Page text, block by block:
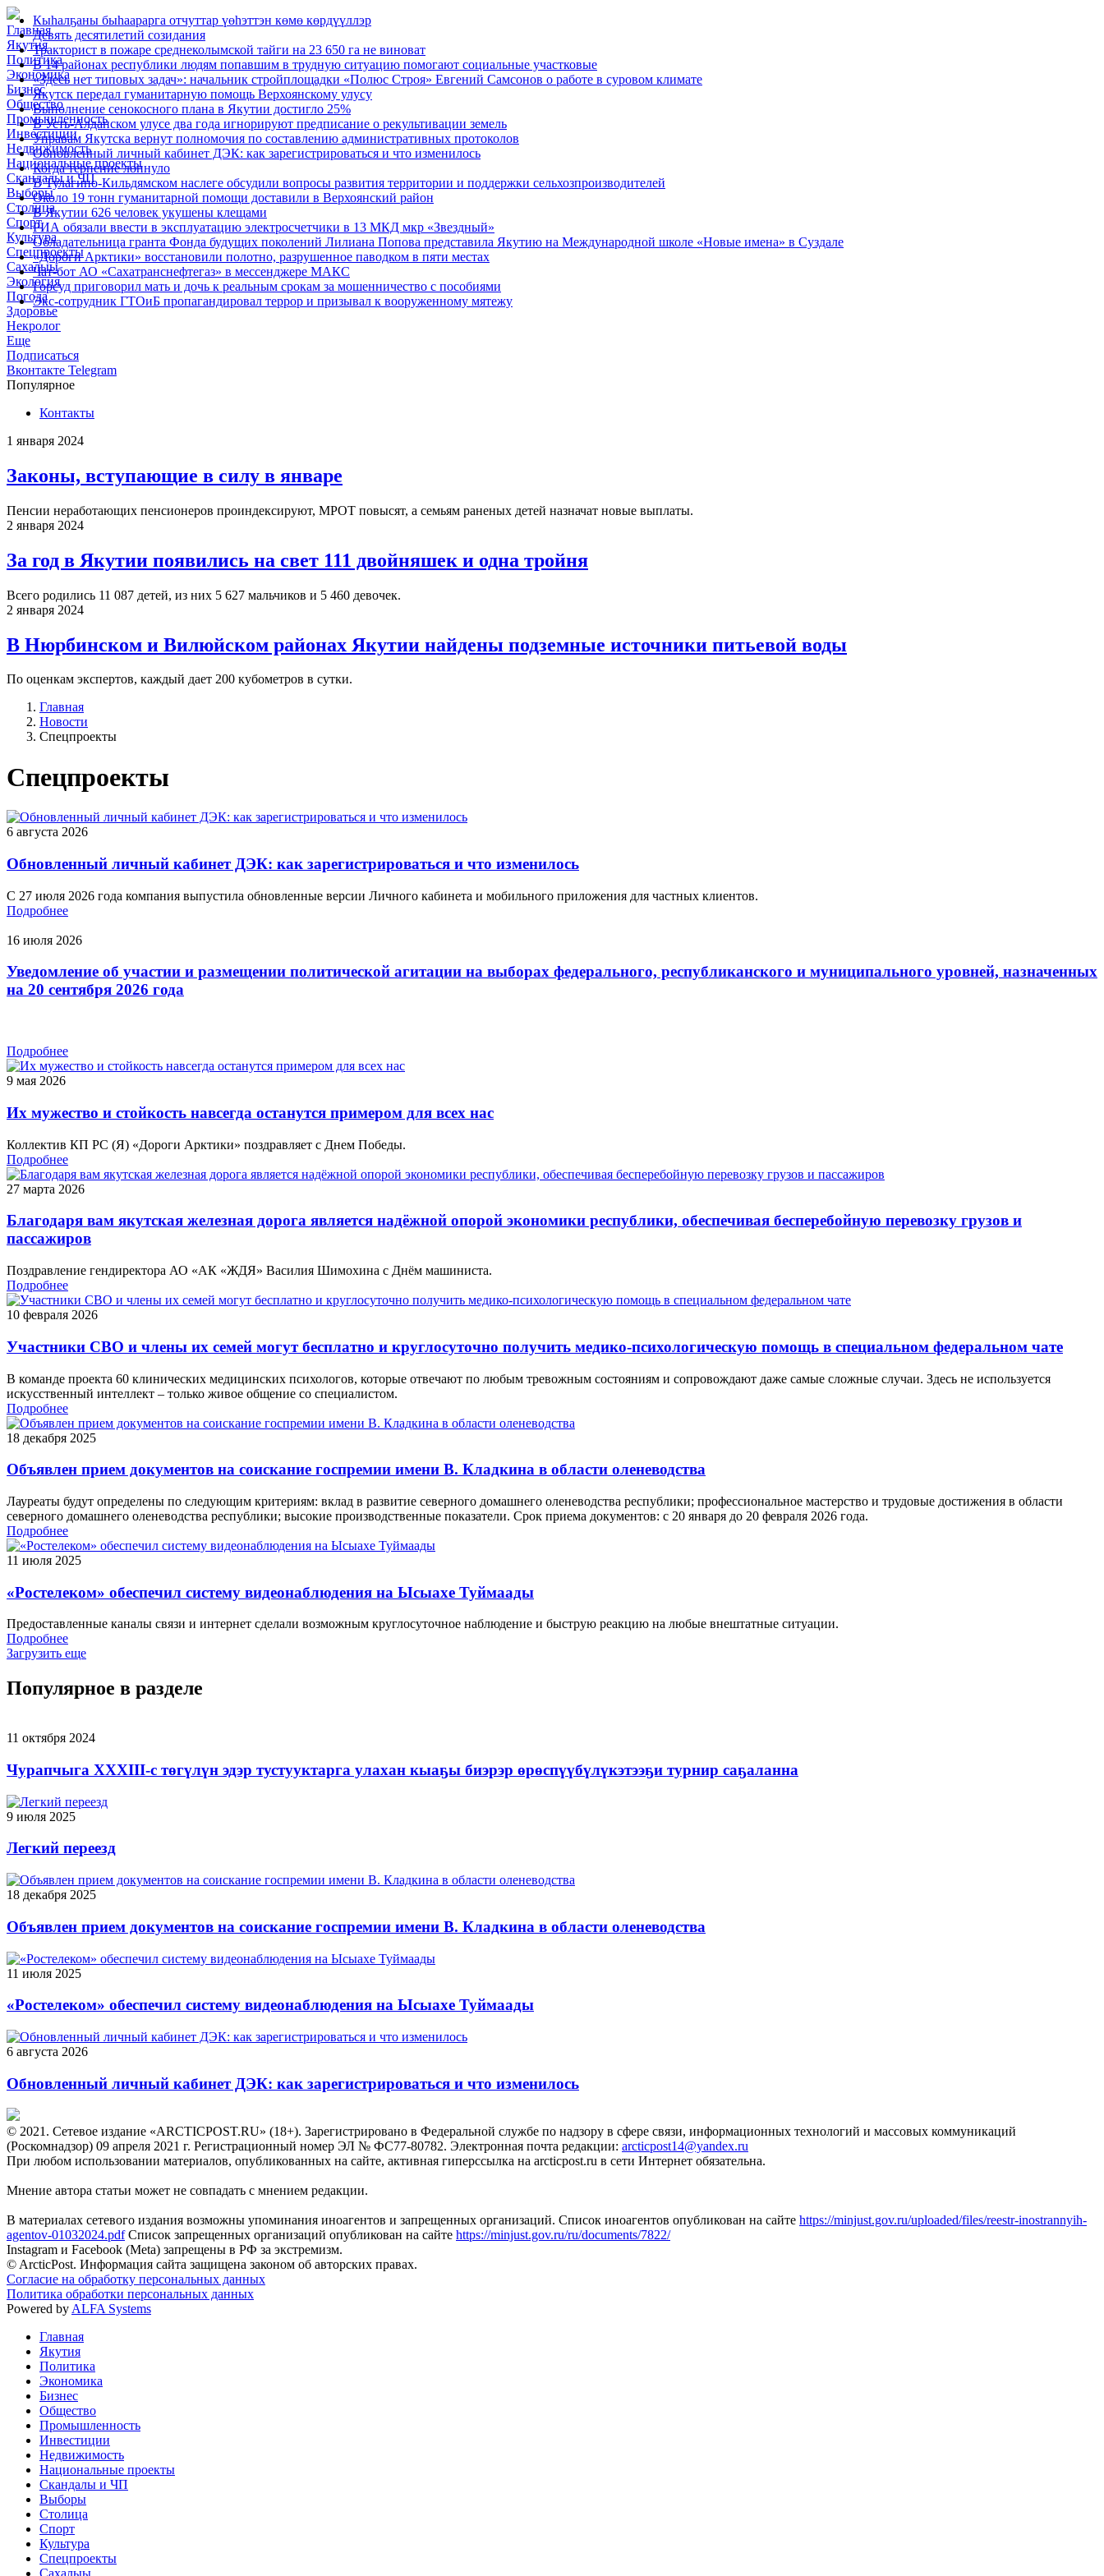
Главная
Якутия
Политика
Экономика
Бизнес
Общество
Промышленность
Инвестиции
Недвижимость
Национальные проекты
Скандалы и ЧП
Выборы
Столица
Спорт
Культура
Спецпроекты
Сахалыы
Экология
Погода
Здоровье
Некролог
Еще
Подписаться
Вконтакте Telegram
Популярное
Кыһалҕаны быһаарарга отчуттар үөһэттэн көмө көрдүүллэр
Девять десятилетий созидания
Тракторист в пожаре среднеколымской тайги на 23 650 га не виноват
В 14 районах республики людям попавшим в трудную ситуацию помогают социальные участковые
«Здесь нет типовых задач»: начальник стройплощадки «Полюс Строя» Евгений Самсонов о работе в суровом климате
Якутск передал гуманитарную помощь Верхоянскому улусу
Выполнение сенокосного плана в Якутии достигло 25%
В Усть-Алданском улусе два года игнорируют предписание о рекультивации земель
Управам Якутска вернут полномочия по составлению административных протоколов
Обновленный личный кабинет ДЭК: как зарегистрироваться и что изменилось
Когда терпение лопнуло
В Тулагино-Кильдямском наслеге обсудили вопросы развития территории и поддержки сельхозпроизводителей
Около 19 тонн гуманитарной помощи доставили в Верхоянский район
В Якутии 626 человек укушены клещами
РИА обязали ввести в эксплуатацию электросчетчики в 13 МКД мкр «Звездный»
Обладательница гранта Фонда будущих поколений Лилиана Попова представила Якутию на Международной школе «Новые имена» в Суздале
«Дороги Арктики» восстановили полотно, разрушенное паводком в пяти местах
Чат-бот АО «Сахатранснефтегаз» в мессенджере МАКС
Горсуд приговорил мать и дочь к реальным срокам за мошенничество с пособиями
Экс-сотрудник ГТОиБ пропагандировал террор и призывал к вооруженному мятежу
Контакты
1 января 2024
Законы, вступающие в силу в январе
Пенсии неработающих пенсионеров проиндексируют, МРОТ повысят, а семьям раненых детей назначат новые выплаты.
2 января 2024
За год в Якутии появились на свет 111 двойняшек и одна тройня
Всего родились 11 087 детей, из них 5 627 мальчиков и 5 460 девочек.
2 января 2024
В Нюрбинском и Вилюйском районах Якутии найдены подземные источники питьевой воды
По оценкам экспертов, каждый дает 200 кубометров в сутки.
Главная
Новости
Спецпроекты
Спецпроекты
6 августа 2026
Обновленный личный кабинет ДЭК: как зарегистрироваться и что изменилось
С 27 июля 2026 года компания выпустила обновленные версии Личного кабинета и мобильного приложения для частных клиентов.
Подробнее
16 июля 2026
Уведомление об участии и размещении политической агитации на выборах федерального, республиканского и муниципального уровней, назначенных
на 20 сентября 2026 года
Подробнее
9 мая 2026
Их мужество и стойкость навсегда останутся примером для всех нас
Коллектив КП РС (Я) «Дороги Арктики» поздравляет с Днем Победы.
Подробнее
27 марта 2026
Благодаря вам якутская железная дорога является надёжной опорой экономики республики, обеспечивая бесперебойную перевозку грузов и
пассажиров
Поздравление гендиректора АО «АК «ЖДЯ» Василия Шимохина с Днём машиниста.
Подробнее
10 февраля 2026
Участники СВО и члены их семей могут бесплатно и круглосуточно получить медико-психологическую помощь в специальном федеральном чате
В команде проекта 60 клинических медицинских психологов, которые отвечают по любым тревожным состояниям и сопровождают даже самые сложные случаи. Здесь не используется
искусственный интеллект – только живое общение со специалистом.
Подробнее
18 декабря 2025
Объявлен прием документов на соискание госпремии имени В. Кладкина в области оленеводства
Лауреаты будут определены по следующим критериям: вклад в развитие северного домашнего оленеводства республики; профессиональное мастерство и трудовые достижения в области
северного домашнего оленеводства республики; высокие производственные показатели. Срок приема документов: с 20 января до 20 февраля 2026 года.
Подробнее
11 июля 2025
«Ростелеком» обеспечил систему видеонаблюдения на Ысыахе Туймаады
Предоставленные каналы связи и интернет сделали возможным круглосуточное наблюдение и быструю реакцию на любые внештатные ситуации.
Подробнее
Загрузить еще
Популярное в разделе
11 октября 2024
Чурапчыга XXXIII-с төгүлүн эдэр тустууктарга улахан кыаҕы биэрэр өрөспүүбүлүкэтээҕи турнир саҕаланна
9 июля 2025
Легкий переезд
18 декабря 2025
Объявлен прием документов на соискание госпремии имени В. Кладкина в области оленеводства
11 июля 2025
«Ростелеком» обеспечил систему видеонаблюдения на Ысыахе Туймаады
6 августа 2026
Обновленный личный кабинет ДЭК: как зарегистрироваться и что изменилось
© 2021. Сетевое издание «ARCTICPOST.RU» (18+). Зарегистрировано в Федеральной службе по надзору в сфере связи, информационных технологий и массовых коммуникаций
(Роскомнадзор) 09 апреля 2021 г. Регистрационный номер ЭЛ № ФС77-80782. Электронная почта редакции: arcticpost14@yandex.ru
При любом использовании материалов, опубликованных на сайте, активная гиперссылка на arcticpost.ru в сети Интернет обязательна.
Мнение автора статьи может не совпадать с мнением редакции.
В материалах сетевого издания возможны упоминания иноагентов и запрещенных организаций. Список иноагентов опубликован на сайте https://minjust.gov.ru/uploaded/files/reestr-inostrannyih-
agentov-01032024.pdfСписок запрещенных организаций опубликован на сайте https://minjust.gov.ru/ru/documents/7822/
Instagram и Facebook (Metа) запрещены в РФ за экстремизм.
© ArcticPost. Информация сайта защищена законом об авторских правах.
Согласие на обработку персональных данных
Политика обработки персональных данных
Powered by ALFA Systems
Главная
Якутия
Политика
Экономика
Бизнес
Общество
Промышленность
Инвестиции
Недвижимость
Национальные проекты
Скандалы и ЧП
Выборы
Столица
Спорт
Культура
Спецпроекты